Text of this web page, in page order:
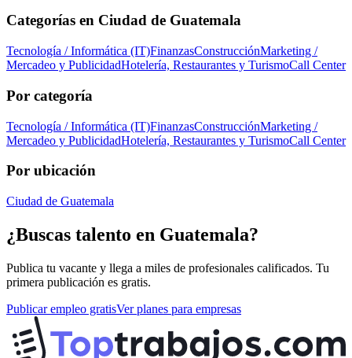
Categorías en Ciudad de Guatemala
Tecnología / Informática (IT)FinanzasConstrucciónMarketing /
Mercadeo y PublicidadHotelería, Restaurantes y TurismoCall Center
Por categoría
Tecnología / Informática (IT)FinanzasConstrucciónMarketing /
Mercadeo y PublicidadHotelería, Restaurantes y TurismoCall Center
Por ubicación
Ciudad de Guatemala
¿Buscas talento en Guatemala?
Publica tu vacante y llega a miles de profesionales calificados. Tu
primera publicación es gratis.
Publicar empleo gratisVer planes para empresas